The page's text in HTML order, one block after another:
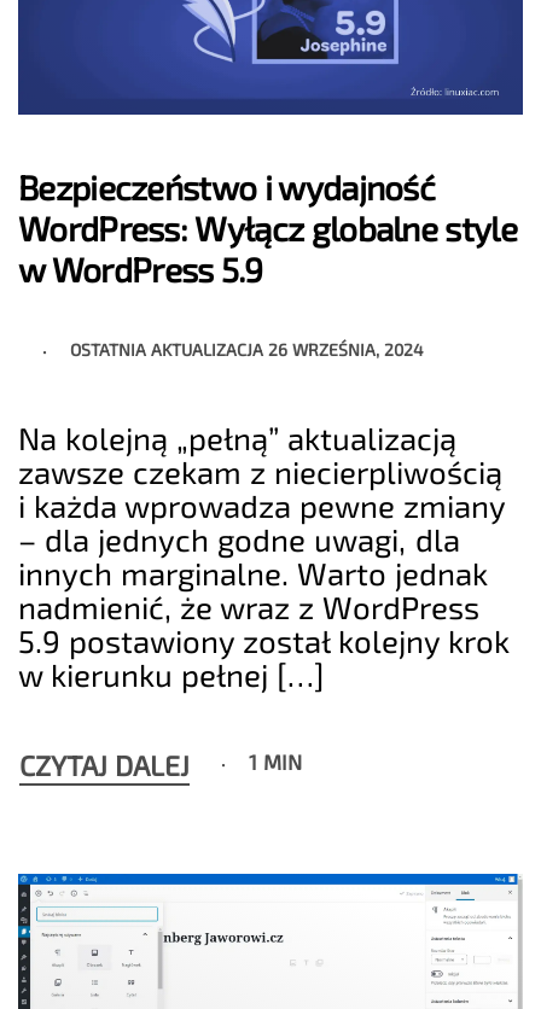
Bezpieczeństwo i wydajność
WordPress: Wyłącz globalne style
w WordPress 5.9
OSTATNIA AKTUALIZACJA 26 WRZEŚNIA, 2024
Na kolejną „pełną” aktualizacją
zawsze czekam z niecierpliwością
i każda wprowadza pewne zmiany
– dla jednych godne uwagi, dla
innych marginalne. Warto jednak
nadmienić, że wraz z WordPress
5.9 postawiony został kolejny krok
w kierunku pełnej […]
CZYTAJ DALEJ 1 MIN